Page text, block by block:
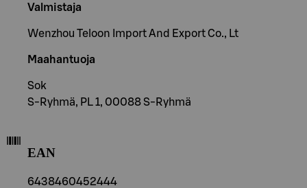
Valmistaja
Wenzhou Teloon Import And Export Co., Lt
Maahantuoja
Sok
S-Ryhmä, PL 1, 00088 S-Ryhmä
EAN
6438460452444